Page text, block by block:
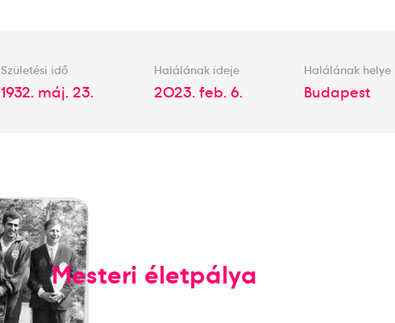
Születési idő
1932. máj. 23.
Halálának ideje
2023. feb. 6.
Halálának helye
Budapest
Mesteri életpálya